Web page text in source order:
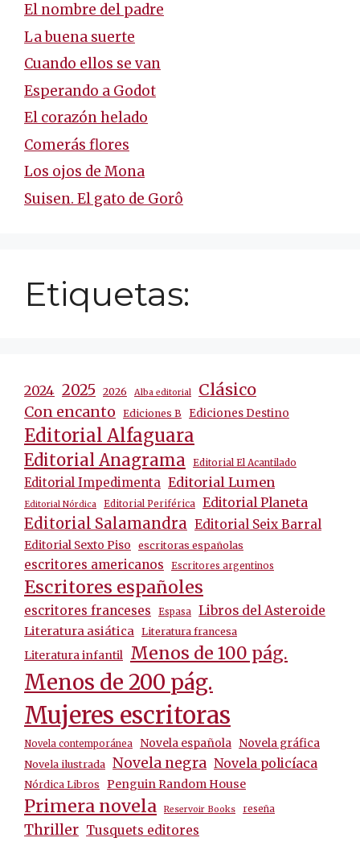
El nombre del padre
La buena suerte
Cuando ellos se van
Esperando a Godot
El corazón helado
Comerás flores
Los ojos de Mona
Suisen. El gato de Gorô
Etiquetas:
2024 2025 2026 Alba editorial Clásico
Con encanto Ediciones B Ediciones Destino
Editorial Alfaguara
Editorial Anagrama Editorial El Acantilado
Editorial Impedimenta Editorial Lumen
Editorial Nórdica Editorial Periférica Editorial Planeta
Editorial Salamandra Editorial Seix Barral
Editorial Sexto Piso escritoras españolas
escritores americanos Escritores argentinos
Escritores españoles
escritores franceses Espasa Libros del Asteroide
Literatura asiática Literatura francesa
Literatura infantil Menos de 100 pág.
Menos de 200 pág.
Mujeres escritoras
Novela contemporánea Novela española Novela gráfica
Novela ilustrada Novela negra Novela policíaca
Nórdica Libros Penguin Random House
Primera novela Reservoir Books reseña
Thriller Tusquets editores